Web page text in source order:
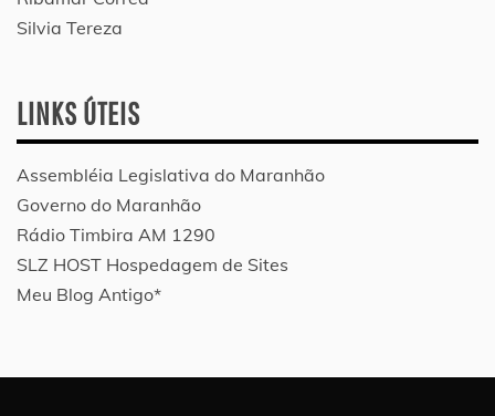
Silvia Tereza
LINKS ÚTEIS
Assembléia Legislativa do Maranhão
Governo do Maranhão
Rádio Timbira AM 1290
SLZ HOST Hospedagem de Sites
Meu Blog Antigo*